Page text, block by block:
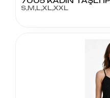
S,M,L,XL,XXL